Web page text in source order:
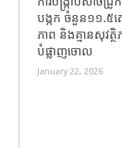
បង្កក ចំនួន១១.
ភាព និងគ្មានសុវ
បំផ្លាញចោល
January 22, 2026